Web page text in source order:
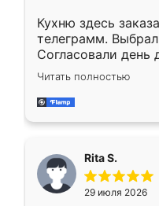
Кухню здесь
телеграмм.
Согласовали день
недели кухня была
довольны
мебель за
Читать полностью
Rita S.
29 июля 2026